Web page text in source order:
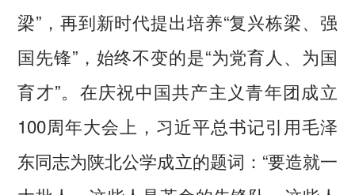
梁”，再到新时代提出培养“复兴栋梁、强
国先锋”，始终不变的是“为党育人、为国
育才”。在庆祝中国共产主义青年团成立
100周年大会上，习近平总书记引用毛泽
东同志为陕北公学成立的题词：“要造就一